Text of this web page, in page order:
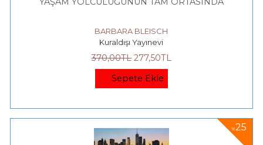
BARBARA BLEISCH
Kuraldışı Yayınevi
370,00TL 277,50TL
Sepete Ekle
%25